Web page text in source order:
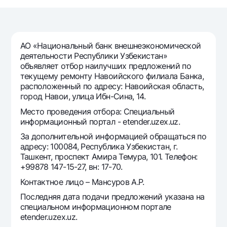
Золотые слитки от НБУ
Серебряный депозит
Visa FIFA
Mastercard
Зарплатные
Garmin pay
Тарифы
Акции
Мобильное приложение Milliy
Часто задаваемые вопросы
Ищите по сайту
Найти
Полезные ссылки
Часто задаваемые вопросы
Пресс-центр
АО «Национальный банк внешнеэкономической
деятельности Республики Узбекистан»
объявляет отбор наилучших предложений по
текущему ремонту Навоийского филиала Банка,
расположенный по адресу: Навоийская область,
город Навои, улица Ибн-Сина, 14.
Место проведения отбора: Специальный
информационный портал - etender.uzex.uz.
За дополнительной информацией обращаться по
адресу: 100084, Республика Узбекистан, г.
Ташкент, проспект Амира Темура, 101. Телефон:
+99878 147-15-27, вн: 17-70.
Контактное лицо – Мансуров А.Р.
Последняя дата подачи предложений указана на
специальном информационном портале
etender.uzex.uz.